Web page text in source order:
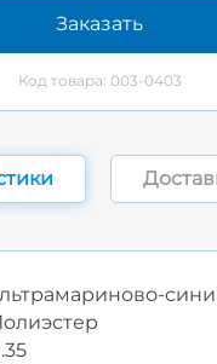
Заказать
Код товара: 003-0403